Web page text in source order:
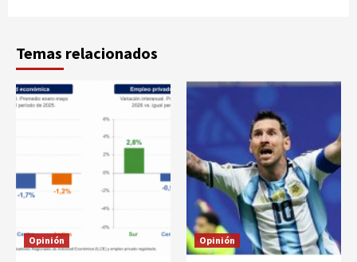
Temas relacionados
Opinión Opinión